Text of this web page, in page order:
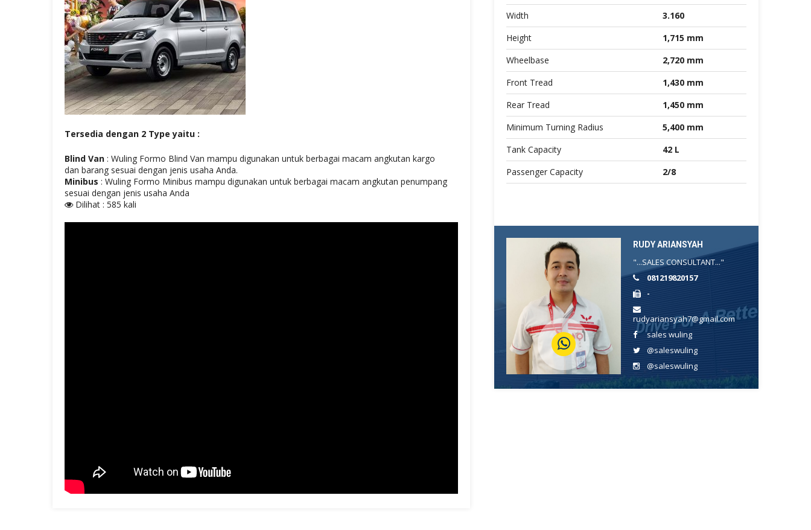
Tersedia dengan 2 Type yaitu :
Blind Van : Wuling Formo Blind Van mampu digunakan untuk berbagai macam angkutan kargo
dan barang sesuai dengan jenis usaha Anda.
Minibus : Wuling Formo Minibus mampu digunakan untuk berbagai macam angkutan penumpang
sesuai dengan jenis usaha Anda
Dilihat : 585 kali
Width
3.160
Height
1,715 mm
Wheelbase
2,720 mm
Front Tread
1,430 mm
Rear Tread
1,450 mm
Minimum Turning Radius
5,400 mm
Tank Capacity
42 L
Passenger Capacity
2/8
RUDY ARIANSYAH
"...SALES CONSULTANT..."
081219820157
-
rudyariansyah7@gmail.com
sales wuling
@saleswuling
@saleswuling